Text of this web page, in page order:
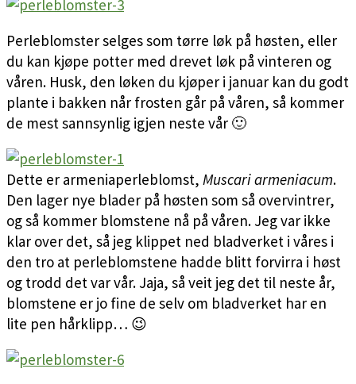
Perleblomster selges som tørre løk på høsten, eller
du kan kjøpe potter med drevet løk på vinteren og
våren. Husk, den løken du kjøper i januar kan du godt
plante i bakken når frosten går på våren, så kommer
de mest sannsynlig igjen neste vår 🙂
Dette er armeniaperleblomst, Muscari armeniacum.
Den lager nye blader på høsten som så overvintrer,
og så kommer blomstene nå på våren. Jeg var ikke
klar over det, så jeg klippet ned bladverket i våres i
den tro at perleblomstene hadde blitt forvirra i høst
og trodd det var vår. Jaja, så veit jeg det til neste år,
blomstene er jo fine de selv om bladverket har en
lite pen hårklipp… 😉